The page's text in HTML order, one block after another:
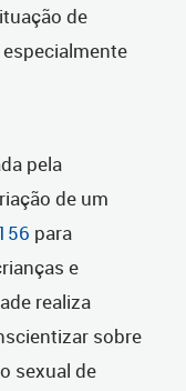
de
pela
de um
para
e
realiza
sobre
sexual de